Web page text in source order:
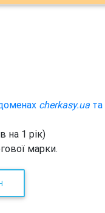
cherkasy.ua та
на 1 рік)
марки.